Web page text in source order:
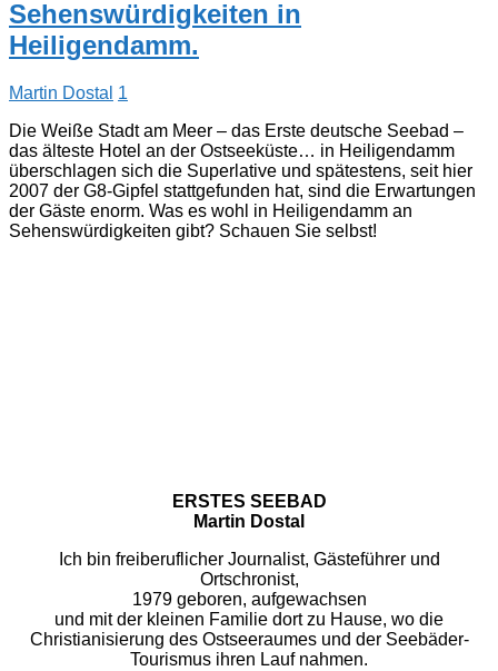
Sehenswürdigkeiten in
Heiligendamm.
Martin Dostal 1
Die Weiße Stadt am Meer – das Erste deutsche Seebad –
das älteste Hotel an der Ostseeküste… in Heiligendamm
überschlagen sich die Superlative und spätestens, seit hier
2007 der G8-Gipfel stattgefunden hat, sind die Erwartungen
der Gäste enorm. Was es wohl in Heiligendamm an
Sehenswürdigkeiten gibt? Schauen Sie selbst!
ERSTES SEEBAD
Martin Dostal
Ich bin freiberuflicher Journalist, Gästeführer und
Ortschronist,
1979 geboren, aufgewachsen
und mit der kleinen Familie dort zu Hause, wo die
Christianisierung des Ostseeraumes und der Seebäder-
Tourismus ihren Lauf nahmen.